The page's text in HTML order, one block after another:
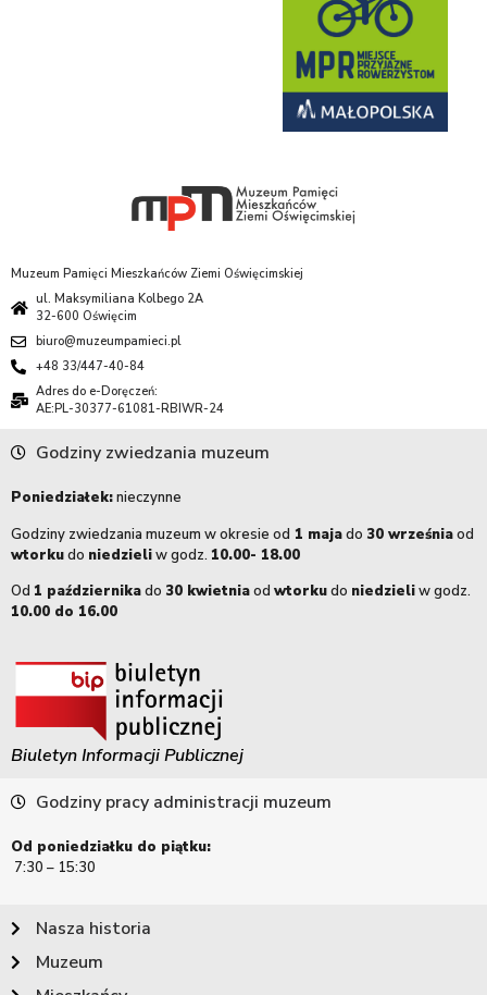
Muzeum Pamięci Mieszkańców Ziemi Oświęcimskiej
ul. Maksymiliana Kolbego 2A
32-600 Oświęcim
biuro@muzeumpamieci.pl
+48 33/447-40-84
Adres do e-Doręczeń:
AE:PL-30377-61081-RBIWR-24
Godziny zwiedzania muzeum
Poniedziałek:nieczynne
Godziny zwiedzania muzeum w okresie od 1 majado 30 wrześniaod
wtorkudo niedzieliw godz. 10.00- 18.00
Od 1 październikado 30 kwietniaod wtorkudo niedzieliw godz.
10.00 do 16.00
Biuletyn Informacji Publicznej
Godziny pracy administracji muzeum
Od poniedziałku do piątku:
7:30 – 15:30
Nasza historia
Muzeum